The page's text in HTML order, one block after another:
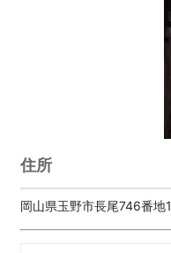
住所
岡山県玉野市長尾746番地1